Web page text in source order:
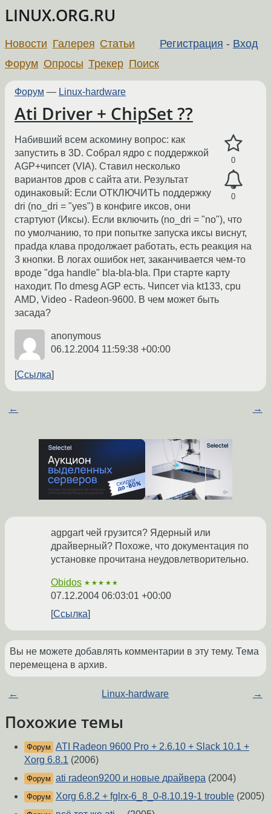
LINUX.ORG.RU
Регистрация - Вход
Новости Галерея Статьи
Форум Опросы Трекер Поиск
Форум — Linux-hardware
Ati Driver + ChipSet ??
0
0
Набивший всем аскомину вопрос: как
запустить в 3D. Собрал ядро с поддержкой
AGP+чипсет (VIA). Ставил несколько
вариантов дров с сайта ати. Результат
одинаковый: Если ОТКЛЮЧИТЬ поддержку
dri (no_dri = "yes") в конфиге иксов, они
стартуют (Иксы). Если включить (no_dri = "no"), что
по умолчанию, то при попытке запуска иксы виснут,
праdда клава продолжает работать, есть реакция на
3 кнопки. В логах ошибок нет, заканчивается чем-то
вроде "dga handle" bla-bla-bla. При старте карту
находит. По dmesg AGP есть. Чипсет via kt133, cpu
AMD, Video - Radeon-9600. В чем может быть
засада?
anonymous
06.12.2004 11:59:38 +00:00
Ссылка
← →
agpgart чей грузится? Ядерный или
драйверный? Похоже, что документация по
установке прочитана неудовлетворительно.
Obidos ★★★★★
07.12.2004 06:03:01 +00:00
Ссылка
Вы не можете добавлять комментарии в эту тему. Тема
перемещена в архив.
← Linux-hardware →
Похожие темы
Форум ATI Radeon 9600 Pro + 2.6.10 + Slack 10.1 +
Xorg 6.8.1 (2006)
Форум ati radeon9200 и новые драйвера (2004)
Форум Xorg 6.8.2 + fglrx-6_8_0-8.10.19-1 trouble (2005)